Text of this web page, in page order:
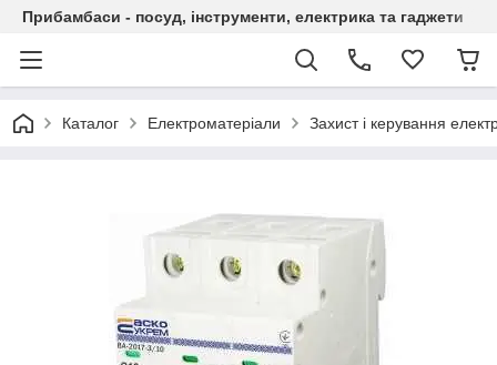
Прибамбаси - посуд, інструменти, електрика та гаджети
Каталог Електроматеріали Захист і керування